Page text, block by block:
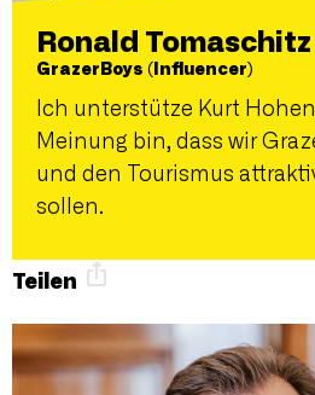
Ronald Tomaschitz
GrazerBoys (Influencer)
Ich unterstütze Kurt
Meinung bin, dass wir
und den Tourismus
sollen.
Teilen